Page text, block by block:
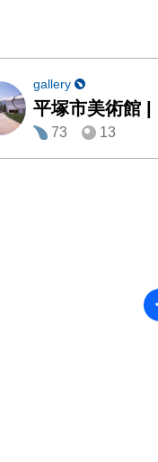
gallery
平塚市美術館 |
73
13